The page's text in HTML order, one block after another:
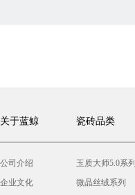
关于蓝鲸 瓷砖品类
公司介绍
企业文化
玉质大师5.0系列
微晶丝绒系列